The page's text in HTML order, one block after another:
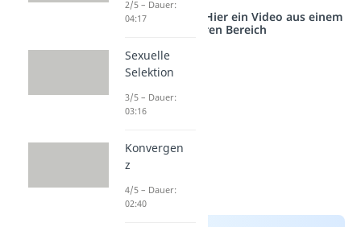
Studyflix vernetzt: Hier ein Video aus einem
anderen Bereich
2/5 – Dauer:
04:17
Sexuelle
Selektion
3/5 – Dauer:
03:16
Konvergen
z
4/5 – Dauer:
02:40